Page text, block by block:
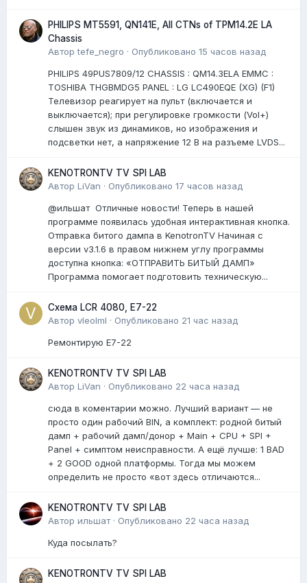
PHILIPS MT5591, QN141E, All CTNs of TPM14.2E LA
Chassis
Авторtefe_negro · Опубликовано 15 часов назад
PHILIPS 49PUS7809/12 CHASSIS : QM14.3ELA EMMC :
TOSHIBA THGBMDG5 PANEL : LG LC490EQE (XG) (F1)
Телевизор реагирует на пульт (включается и
выключается); при регулировке громкости (Vol+)
слышен звук из динамиков, но изображения и
подсветки нет, а напряжение 12 В на разъеме LVDS...
KENOTRONTV TV SPI LAB
Автор LiVan · Опубликовано 17 часов назад
@ильшат Отличные новости! Теперь в нашей
программе появилась удобная интерактивная кнопка.
Отправка битого дампа в KenotronTV Начиная с
версии v3.1.6 в правом нижнем углу программы
доступна кнопка: «ОТПРАВИТЬ БИТЫЙ ДАМП»
Программа помогает подготовить техническую...
Схема LCR 4080, E7-22
Автор vleolml · Опубликовано 21 час назад
Ремонтирую E7-22
KENOTRONTV TV SPI LAB
Автор LiVan · Опубликовано 22 часа назад
сюда в коментарии можно. Лучший вариант — не
просто один рабочий BIN, а комплект: родной битый
дамп + рабочий дамп/донор + Main + CPU + SPI +
Panel + симптом неисправности. А ещё лучше: 1 BAD
+ 2 GOOD одной платформы. Тогда мы можем
определить не просто «вот здесь отличаются...
KENOTRONTV TV SPI LAB
Автор ильшат· Опубликовано 22 часа назад
Куда посылать?
KENOTRONTV TV SPI LAB